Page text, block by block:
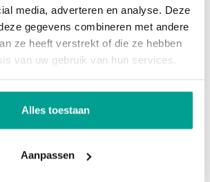
media, adverteren en analyse. Deze
gegevens combineren met andere
ze heeft verstrekt of die ze hebben
van uw gebruik van hun services.
Alles toestaan
Aanpassen
tijdens de bezichtiging goed rond.
samen met de verkoopmakelaar
kijk zelf ook rond en maak
Door uw enthousiasme kunt u
het hoofd zien. Let tijdens de
wat de staat is van de